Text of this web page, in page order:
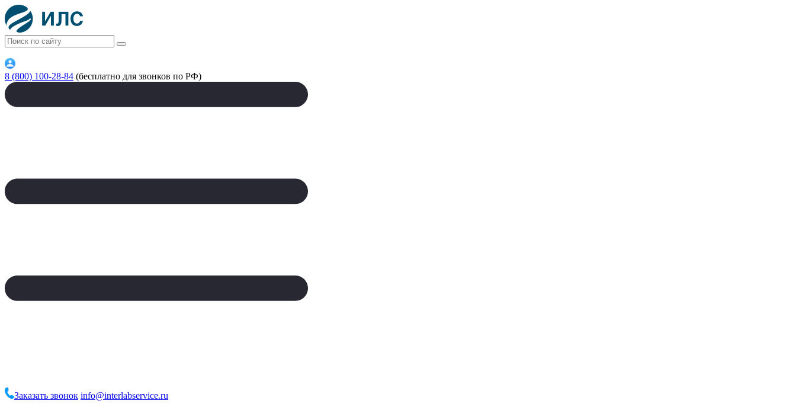
8 (800) 100-28-84 (бесплатно для звонков по РФ)
Заказать звонок info@interlabservice.ru